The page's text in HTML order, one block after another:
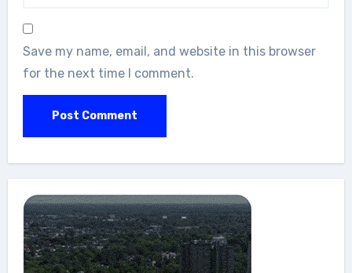
Save my name, email, and website in this browser
for the next time I comment.